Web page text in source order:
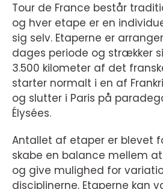
Tour de France består
og hver etape er en
sig selv. Etaperne er
dages periode og strækker
3.500 kilometer af det
starter normalt i en af
og slutter i Paris på
Élysées.
Antallet af etaper er blevet
skabe en balance mellem
og give mulighed for
disciplinerne. Etaperne kan